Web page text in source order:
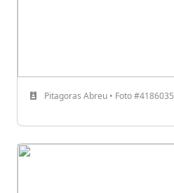
Pitagoras Abreu • Foto #4186035